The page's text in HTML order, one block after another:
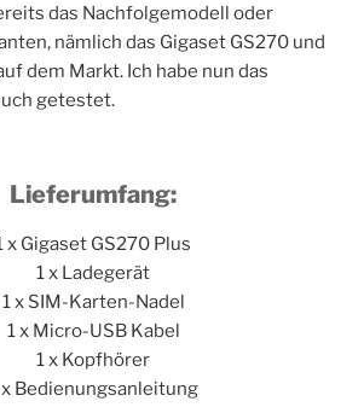
das Nachfolgemodell oder
nämlich das Gigaset GS270 und
dem Markt. Ich habe nun das
getestet.
Lieferumfang:
x Gigaset GS270 Plus
1 x Ladegerät
1 x SIM-Karten-Nadel
1 x Micro-USB Kabel
1 x Kopfhörer
x Bedienungsanleitung